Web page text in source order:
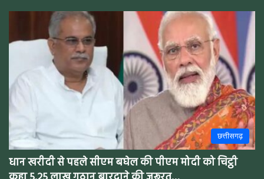
छत्तीसगढ़
धान खरीदी से पहले सीएम बघेल की पीएम मोदी को चिट्ठी